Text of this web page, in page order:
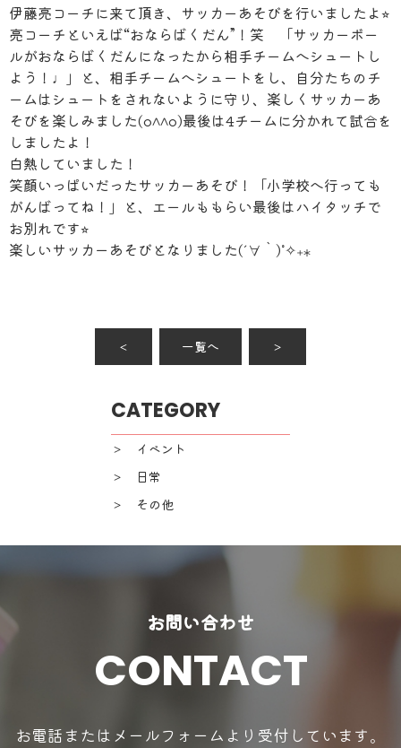
伊藤亮コーチに来て頂き、サッカーあそびを行いましたよ⭐︎
亮コーチといえば“おならばくだん”！笑 「サッカーボー
ルがおならばくだんになったから相手チームへシュートし
よう！♩」と、相手チームへシュートをし、自分たちのチ
ームはシュートをされないように守り、楽しくサッカーあ
そびを楽しみました(o^^o)最後は4チームに分かれて試合を
しましたよ！
白熱していました！
笑顔いっぱいだったサッカーあそび！「小学校へ行っても
がんばってね！」と、エールももらい最後はハイタッチで
お別れです⭐︎
楽しいサッカーあそびとなりました(´∀｀)˚✧₊⁎
＜ 一覧へ ＞
CATEGORY
＞ イベント
＞ 日常
＞ その他
お問い合わせ
CONTACT
お電話またはメールフォームより受付しています。